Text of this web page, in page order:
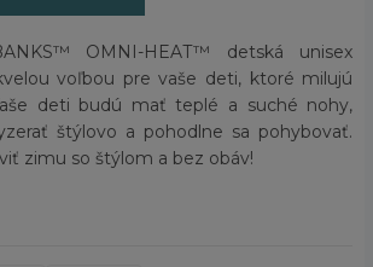
OMNI-HEAT™ detská unisex
voľbou pre vaše deti, ktoré milujú
deti budú mať teplé a suché nohy,
štýlovo a pohodlne sa pohybovať.
zimu so štýlom a bez obáv!